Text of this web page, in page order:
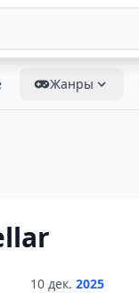
Жанры
10 дек. 2025